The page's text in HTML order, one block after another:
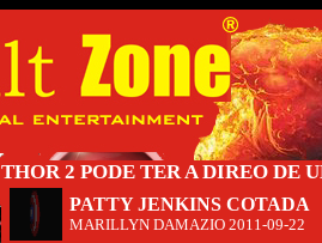
THOR 2 PODE TER A DIREO DE
PATTY JENKINS COTADA
MARILLYN DAMAZIO 2011-09-22